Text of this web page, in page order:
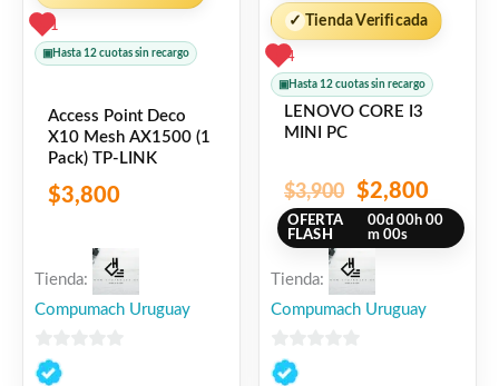
1
▣ Hasta 12 cuotas sin recargo
Access Point Deco
X10 Mesh AX1500 (1
Pack) TP-LINK
$3,800
Tienda:
Compumach Uruguay
0
✓ Tienda Verificada
4
▣ Hasta 12 cuotas sin recargo
LENOVO CORE I3
MINI PC
$3,900 $2,800
OFERTA
FLASH
00d 00h 00
m 00s
Tienda:
Compumach Uruguay
0